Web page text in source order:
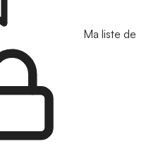
Ma liste de